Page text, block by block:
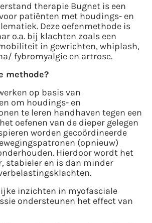
therapie Bugnet is een
patiënten met houdings- en
Deze oefenmethode is
o.a. bij klachten zoals een
in gewrichten, whiplash,
fybromyalgie en artrose.
methode?
op basis van
om houdings- en
te leren handhaven tegen een
oefenen van de dieper gelegen
worden gecoördineerde
(opnieuw)
Hierdoor wordt het
stabieler en is dan minder
inzichten in myofasciale
ondersteunen het effect van